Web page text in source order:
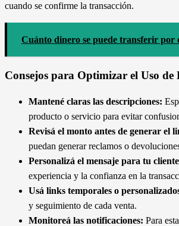
cuando se confirme la transacción.
Cuánto dinero se puede transferir por
Consejos para Optimizar el Uso de
Mantené claras las descripciones:
producto o servicio para evitar
Revisá el monto antes de generar el
puedan generar reclamos o
Personalizá el mensaje para tu
experiencia y la confianza en la
Usá links temporales o
y seguimiento de cada venta.
Monitoreá las notificaciones: Para